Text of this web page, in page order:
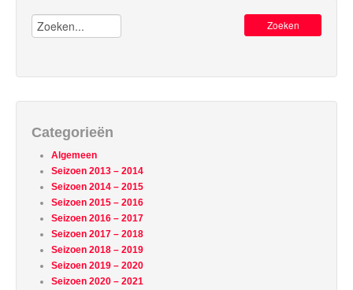
Zoeken:
Categorieën
Algemeen
Seizoen 2013 – 2014
Seizoen 2014 – 2015
Seizoen 2015 – 2016
Seizoen 2016 – 2017
Seizoen 2017 – 2018
Seizoen 2018 – 2019
Seizoen 2019 – 2020
Seizoen 2020 – 2021